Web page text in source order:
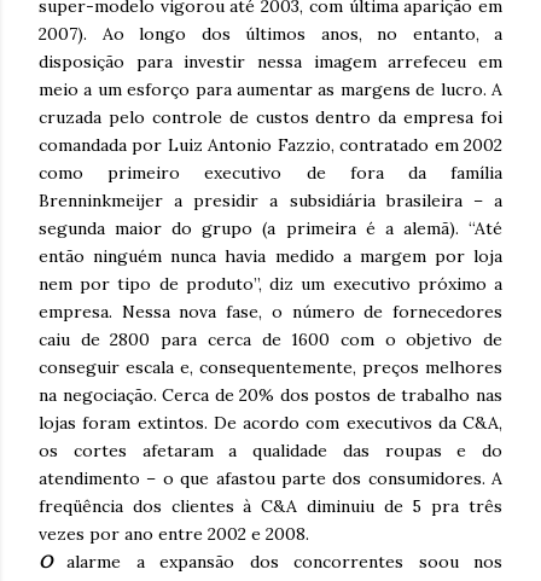
super-modelo vigorou até 2003, com última aparição em
2007). Ao longo dos últimos anos, no entanto, a
disposição para investir nessa imagem arrefeceu em
meio a um esforço para aumentar as margens de lucro. A
cruzada pelo controle de custos dentro da empresa foi
comandada por Luiz Antonio Fazzio, contratado em 2002
como primeiro executivo de fora da família
Brenninkmeijer a presidir a subsidiária brasileira – a
segunda maior do grupo (a primeira é a alemã). “Até
então ninguém nunca havia medido a margem por loja
nem por tipo de produto”, diz um executivo próximo a
empresa. Nessa nova fase, o número de fornecedores
caiu de 2800 para cerca de 1600 com o objetivo de
conseguir escala e, consequentemente, preços melhores
na negociação. Cerca de 20% dos postos de trabalho nas
lojas foram extintos. De acordo com executivos da C&A,
os cortes afetaram a qualidade das roupas e do
atendimento – o que afastou parte dos consumidores. A
freqüência dos clientes à C&A diminuiu de 5 pra três
vezes por ano entre 2002 e 2008.
Oalarme a expansão dos concorrentes soou nos